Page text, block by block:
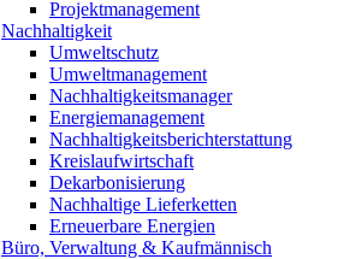
Projektmanagement
Nachhaltigkeit
Umweltschutz
Umweltmanagement
Nachhaltigkeitsmanager
Energiemanagement
Nachhaltigkeitsberichterstattung
Kreislaufwirtschaft
Dekarbonisierung
Nachhaltige Lieferketten
Erneuerbare Energien
Büro, Verwaltung & Kaufmännisch